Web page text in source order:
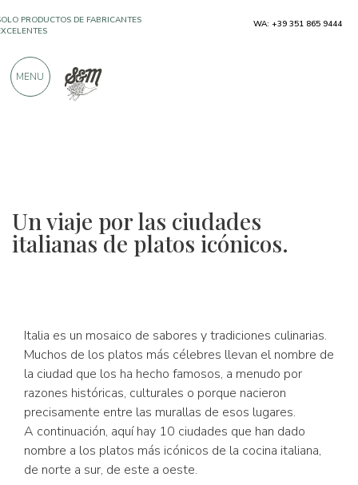
Un viaje por las ciudades
italianas de platos icónicos.
Italia es un mosaico de sabores y tradiciones culinarias.
Muchos de los platos más célebres llevan el nombre de
la ciudad que los ha hecho famosos, a menudo por
razones históricas, culturales o porque nacieron
precisamente entre las murallas de esos lugares.
A continuación, aquí hay 10 ciudades que han dado
nombre a los platos más icónicos de la cocina italiana,
de norte a sur, de este a oeste.
PRODUCTOS DE FABRICANTES
DE 900 CRÍTICAS POSITIVAS
WA: +39 351 865 9444
MENU